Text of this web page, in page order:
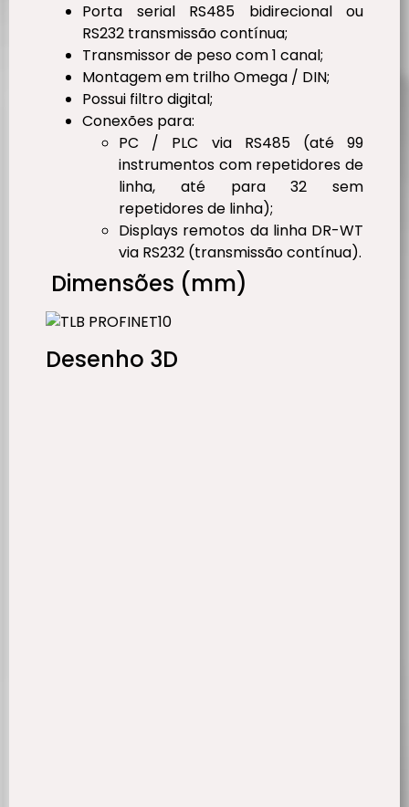
Porta serial RS485 bidirecional ou
RS232 transmissão contínua;
Transmissor de peso com 1 canal;
Montagem em trilho Omega / DIN;
Possui filtro digital;
Conexões para:
PC / PLC via RS485 (até 99
instrumentos com repetidores de
linha, até para 32 sem
repetidores de linha);
Displays remotos da linha DR-WT
via RS232 (transmissão contínua).
Dimensões (mm)
Desenho 3D